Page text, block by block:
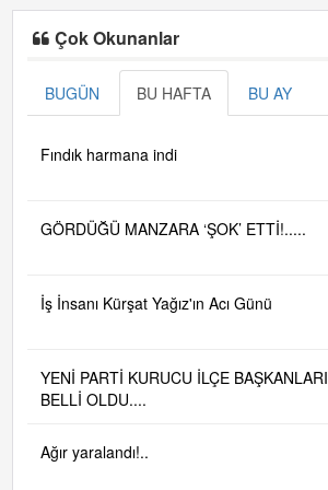
Çok Okunanlar
BUGÜN BU HAFTA BU AY
Fındık harmana indi
GÖRDÜĞÜ MANZARA ‘ŞOK’ ETTİ!.....
İş İnsanı Kürşat Yağız'ın Acı Günü
YENİ PARTİ KURUCU İLÇE BAŞKANLARI
BELLİ OLDU....
Ağır yaralandı!..